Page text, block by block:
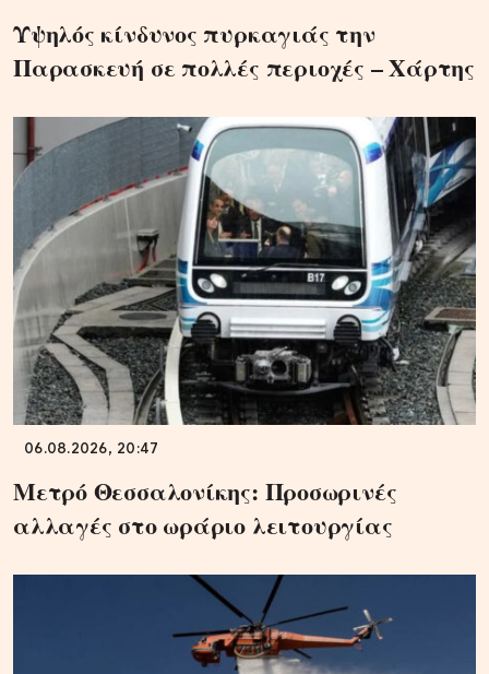
Υψηλός κίνδυνος πυρκαγιάς την
Παρασκευή σε πολλές περιοχές – Χάρτης
06.08.2026, 20:47
Μετρό Θεσσαλονίκης: Προσωρινές
αλλαγές στο ωράριο λειτουργίας